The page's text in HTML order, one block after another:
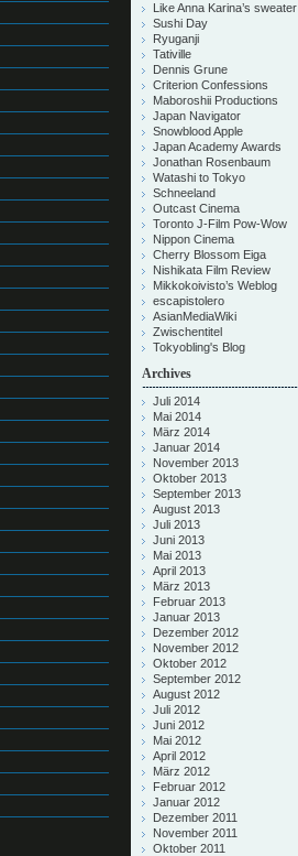
Like Anna Karina’s sweater
Sushi Day
Ryuganji
Tativille
Dennis Grune
Criterion Confessions
Maboroshii Productions
Japan Navigator
Snowblood Apple
Japan Academy Awards
Jonathan Rosenbaum
Watashi to Tokyo
Schneeland
Outcast Cinema
Toronto J-Film Pow-Wow
Nippon Cinema
Cherry Blossom Eiga
Nishikata Film Review
Mikkokoivisto’s Weblog
escapistolero
AsianMediaWiki
Zwischentitel
Tokyobling's Blog
Archives
Juli 2014
Mai 2014
März 2014
Januar 2014
November 2013
Oktober 2013
September 2013
August 2013
Juli 2013
Juni 2013
Mai 2013
April 2013
März 2013
Februar 2013
Januar 2013
Dezember 2012
November 2012
Oktober 2012
September 2012
August 2012
Juli 2012
Juni 2012
Mai 2012
April 2012
März 2012
Februar 2012
Januar 2012
Dezember 2011
November 2011
Oktober 2011